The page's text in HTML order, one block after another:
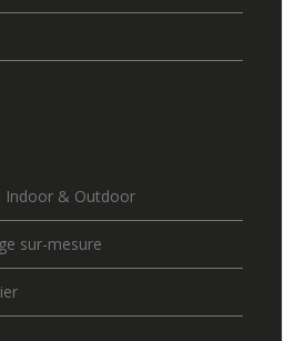
Indoor & Outdoor
sur-mesure